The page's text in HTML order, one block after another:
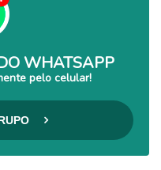
WHATSAPP
pelo celular!